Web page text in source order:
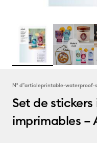
N° d''articleprintable-waterproof-
Set de
imprimables –